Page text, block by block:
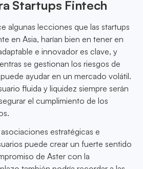
Startups Fintech
algunas lecciones que las startups
en Asia, harían bien en tener en
e innovador es clave, y
se gestionan los riesgos de
ayudar en un mercado volátil.
fluida y liquidez siempre serán
el cumplimiento de los
estratégicas e
puede crear un fuerte sentido
de Aster con la